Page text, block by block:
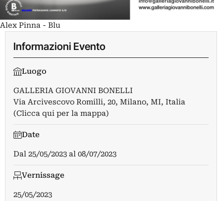
Alex Pinna - Blu
Informazioni Evento
Luogo
GALLERIA GIOVANNI BONELLI
Via Arcivescovo Romilli, 20, Milano, MI, Italia
(Clicca qui per la mappa)
Date
Dal 25/05/2023 al 08/07/2023
Vernissage
25/05/2023